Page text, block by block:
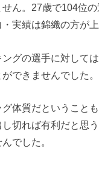
ん。27歳で104位
実績は錦織の方が
グの選手に対して
できませんでした。
体質だということ
切れば有利だと思
でした。